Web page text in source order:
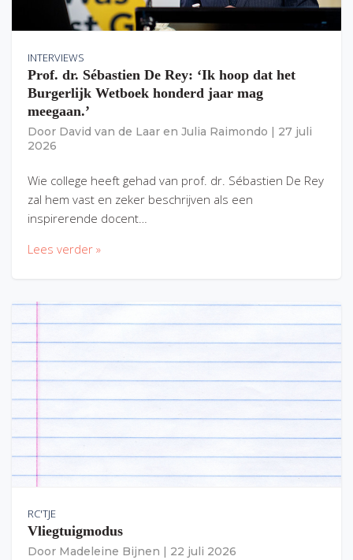
INTERVIEWS
Prof. dr. Sébastien De Rey: ‘Ik hoop dat het
Burgerlijk Wetboek honderd jaar mag
meegaan.’
Door David van de Laar en Julia Raimondo
27 juli
2026
Wie college heeft gehad van prof. dr. Sébastien De Rey
zal hem vast en zeker beschrijven als een
inspirerende docent…
Lees verder »
RC'TJE
Vliegtuigmodus
Door Madeleine Bijnen 22 juli 2026